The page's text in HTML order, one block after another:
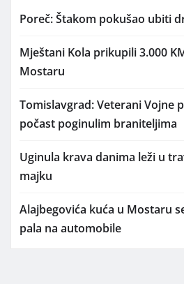
Poreč: Štakom pokušao ubiti
Mještani Kola prikupili 3.000
Mostaru
Tomislavgrad: Veterani Vojne
počast poginulim braniteljima
Uginula krava danima leži u
majku
Alajbegovića kuća u Mostaru
pala na automobile